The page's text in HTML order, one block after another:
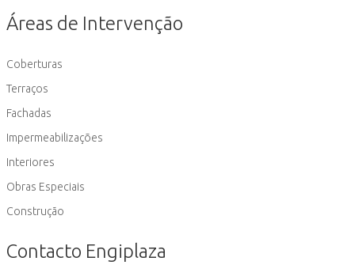
Áreas de Intervenção
Coberturas
Terraços
Fachadas
Impermeabilizações
Interiores
Obras Especiais
Construção
Contacto Engiplaza